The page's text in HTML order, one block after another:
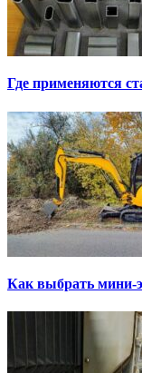
Где применяются
Как выбрать мини-